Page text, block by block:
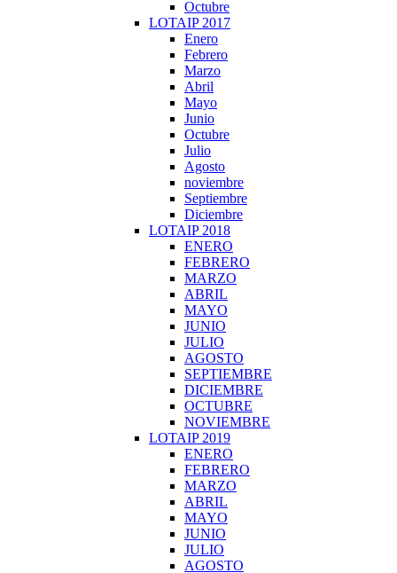
Octubre
LOTAIP 2017
Enero
Febrero
Marzo
Abril
Mayo
Junio
Octubre
Julio
Agosto
noviembre
Septiembre
Diciembre
LOTAIP 2018
ENERO
FEBRERO
MARZO
ABRIL
MAYO
JUNIO
JULIO
AGOSTO
SEPTIEMBRE
DICIEMBRE
OCTUBRE
NOVIEMBRE
LOTAIP 2019
ENERO
FEBRERO
MARZO
ABRIL
MAYO
JUNIO
JULIO
AGOSTO